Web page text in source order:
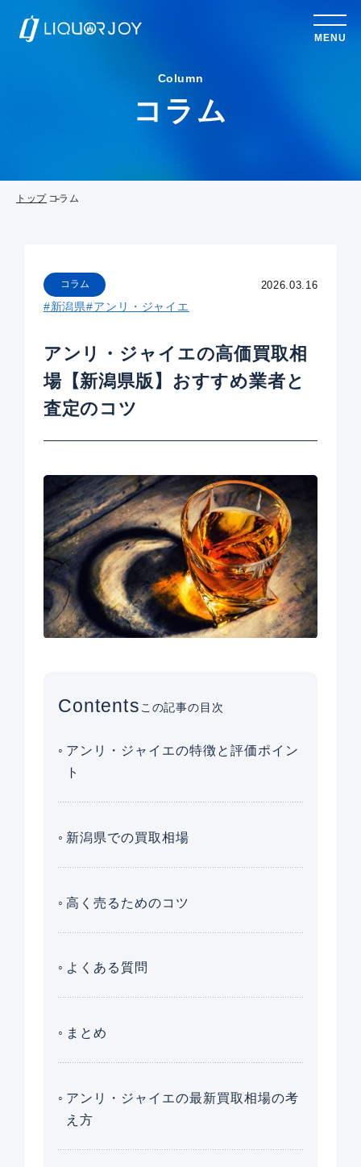
MENU
Column
コラム
トップ コラム
2026.03.16
コラム
#新潟県#アンリ・ジャイエ
アンリ・ジャイエの高価買取相
場【新潟県版】おすすめ業者と
査定のコツ
Contentsこの記事の目次
アンリ・ジャイエの特徴と評価ポイン
ト
新潟県での買取相場
高く売るためのコツ
よくある質問
まとめ
アンリ・ジャイエの最新買取相場の考
え方